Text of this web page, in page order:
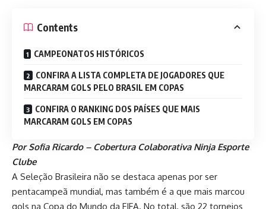
Contents
CAMPEONATOS HISTÓRICOS
CONFIRA A LISTA COMPLETA DE JOGADORES QUE
MARCARAM GOLS PELO BRASIL EM COPAS
CONFIRA O RANKING DOS PAÍSES QUE MAIS
MARCARAM GOLS EM COPAS
Por Sofia Ricardo – Cobertura Colaborativa Ninja Esporte
Clube
A Seleção Brasileira não se destaca apenas por ser
pentacampeã mundial, mas também é a que mais marcou
gols na Copa do Mundo da FIFA. No total, são 22 torneios